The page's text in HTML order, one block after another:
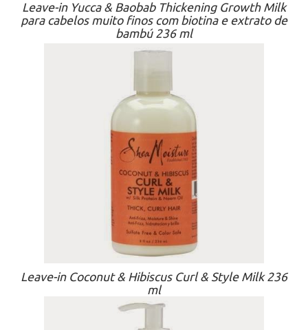
Leave-in Yucca & Baobab Thickening Growth Milk
para cabelos muito finos com biotina e extrato de
bambú 236 ml
Leave-in Coconut & Hibiscus Curl & Style Milk 236
ml